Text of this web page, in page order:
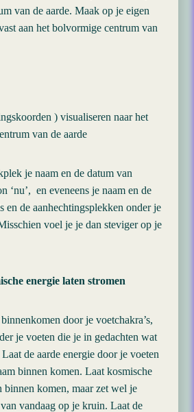
van de aarde. Maak op je eigen
aan het bolvormige centrum van
) visualiseren naar het
van de aarde
je naam en de datum van
‘nu’, en eveneens je naam en de
en de aanhechtingsplekken onder je
voel je je dan steviger op je
energie laten stromen
door je voetchakra’s,
je voeten die je in gedachten wat
de aarde energie door je voeten
binnen komen. Laat kosmische
binnen komen, maar zet wel je
vandaag op je kruin. Laat de